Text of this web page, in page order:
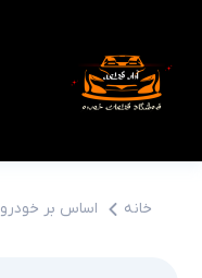
خانه اساس بر خودرو